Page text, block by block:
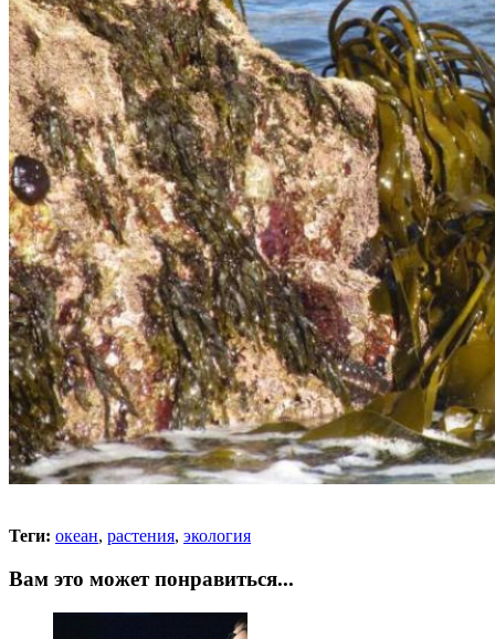
Теги: океан, растения, экология
Вам это может понравиться...